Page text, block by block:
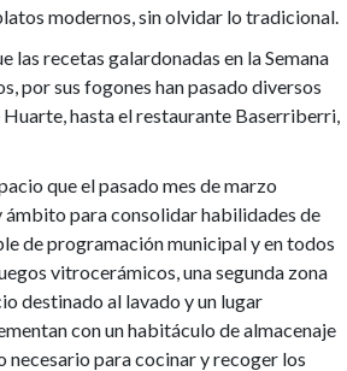
modernos, sin olvidar lo tradicional.
las recetas galardonadas en la Semana
por sus fogones han pasado diversos
hasta el restaurante Baserriberri,
que el pasado mes de marzo
para consolidar habilidades de
de programación municipal y en todos
vitrocerámicos, una segunda zona
destinado al lavado y un lugar
con un habitáculo de almacenaje
para cocinar y recoger los